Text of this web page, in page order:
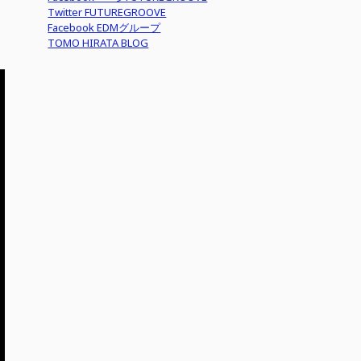
Twitter FUTUREGROOVE
Facebook EDMグループ
TOMO HIRATA BLOG